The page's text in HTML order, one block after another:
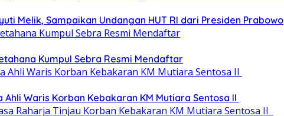
Melik, Sampaikan Undangan HUT RI dari Presiden Prabowo
Kumpul Sebra Resmi Mendaftar
Waris Korban Kebakaran KM Mutiara Sentosa II